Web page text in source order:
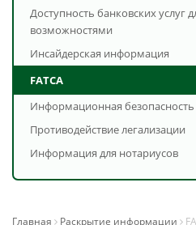
Доступность банковских услуг
возможностями
Инсайдерская информация
FATCA
Информационная безопасность
Противодействие легализации
Информация для нотариусов
Главная Раскрытие информации